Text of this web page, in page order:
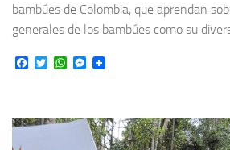
bambúes de Colombia, que aprendan
generales de los bambúes como su
Facebook
TwitterWhatsApp
Messenger